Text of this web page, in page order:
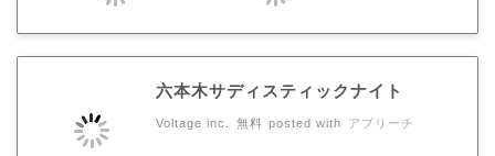
六本木サディスティックナイト
Voltage inc. 無料 posted with アプリーチ